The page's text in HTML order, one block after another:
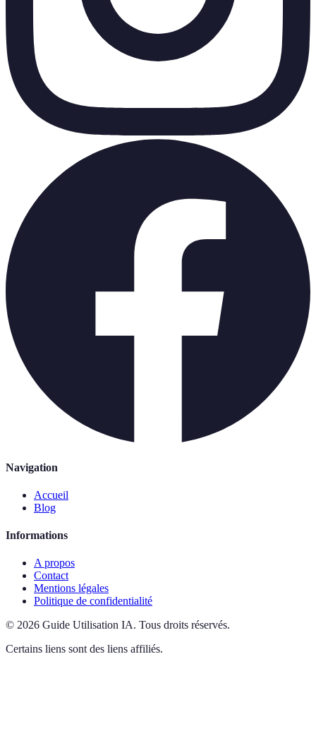
Navigation
Accueil
Blog
Informations
A propos
Contact
Mentions légales
Politique de confidentialité
© 2026 Guide Utilisation IA. Tous droits réservés.
Certains liens sont des liens affiliés.